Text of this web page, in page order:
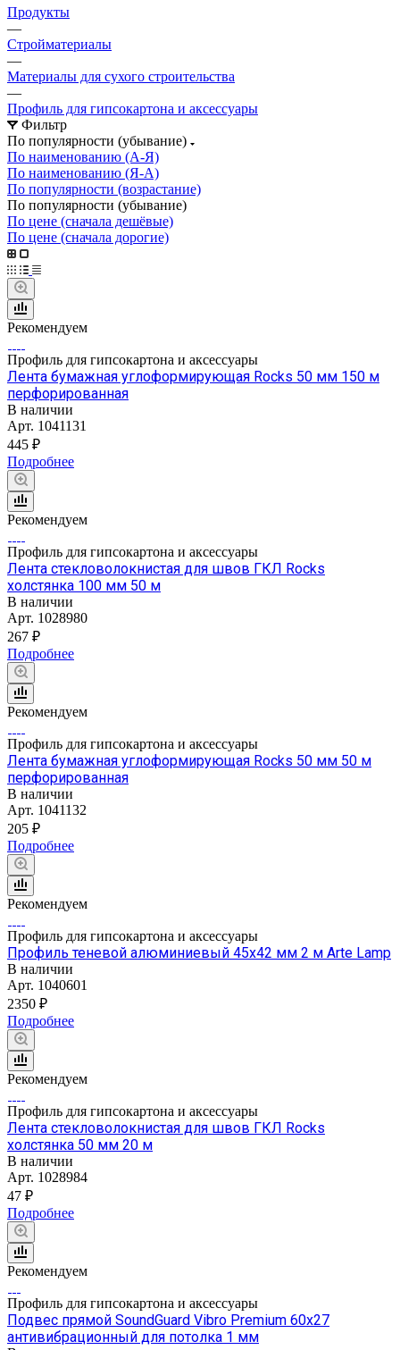
Продукты
—
Стройматериалы
—
Материалы для сухого строительства
—
Профиль для гипсокартона и аксессуары
Фильтр
По популярности (убывание)
По наименованию (А-Я)
По наименованию (Я-А)
По популярности (возрастание)
По популярности (убывание)
По цене (сначала дешёвые)
По цене (сначала дорогие)
Рекомендуем
Профиль для гипсокартона и аксессуары
Лента бумажная углоформирующая Rocks 50 мм 150 м
перфорированная
В наличии
Арт. 1041131
445 ₽
Подробнее
Рекомендуем
Профиль для гипсокартона и аксессуары
Лента стекловолокнистая для швов ГКЛ Rocks
холстянка 100 мм 50 м
В наличии
Арт. 1028980
267 ₽
Подробнее
Рекомендуем
Профиль для гипсокартона и аксессуары
Лента бумажная углоформирующая Rocks 50 мм 50 м
перфорированная
В наличии
Арт. 1041132
205 ₽
Подробнее
Рекомендуем
Профиль для гипсокартона и аксессуары
Профиль теневой алюминиевый 45х42 мм 2 м Arte Lamp
В наличии
Арт. 1040601
2350 ₽
Подробнее
Рекомендуем
Профиль для гипсокартона и аксессуары
Лента стекловолокнистая для швов ГКЛ Rocks
холстянка 50 мм 20 м
В наличии
Арт. 1028984
47 ₽
Подробнее
Рекомендуем
Профиль для гипсокартона и аксессуары
Подвес прямой SoundGuard Vibro Premium 60х27
антивибрационный для потолка 1 мм